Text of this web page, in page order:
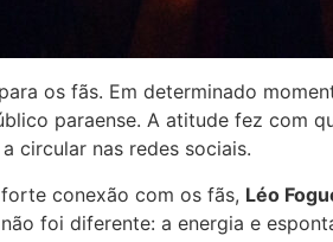
os fãs. Em determinado
paraense. A atitude fez com
circular nas redes sociais.
conexão com os fãs, Léo
foi diferente: a energia e